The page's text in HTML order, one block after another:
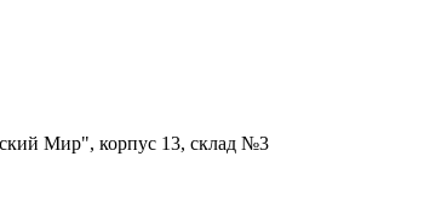
Мир", корпус 13, склад №3